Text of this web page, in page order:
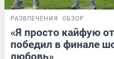
РАЗВЛЕЧЕНИЯ ОБЗОР
«Я просто кайфую
победил в финале
любовь»